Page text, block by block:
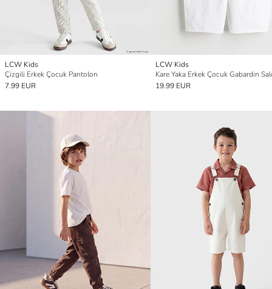
LCW Kids
Çizgili Erkek Çocuk Pantolon
7.99 EUR
LCW Kids
Kare Yaka Erkek Çocuk Gabardin
19.99 EUR